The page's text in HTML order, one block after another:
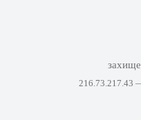
216.73.217.43